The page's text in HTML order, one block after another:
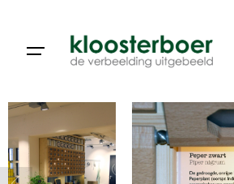
artikel